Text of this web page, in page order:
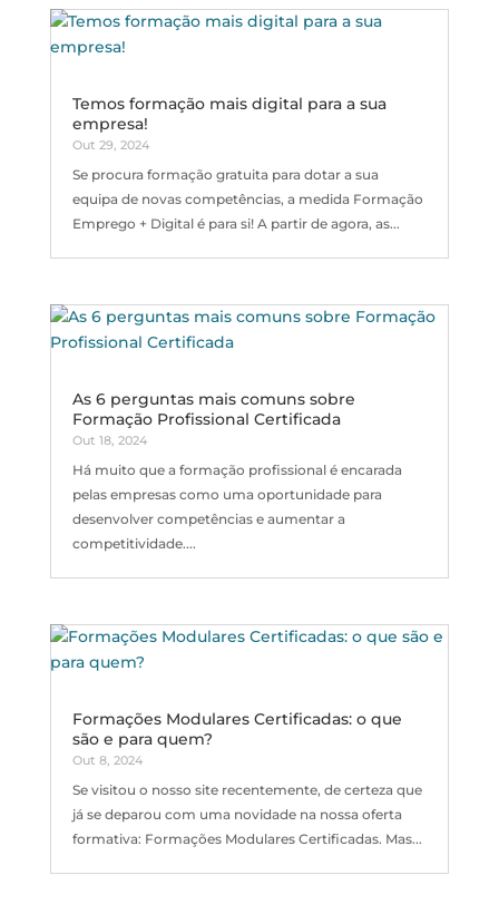
Temos formação mais digital para a sua
empresa!
Out 29, 2024
Se procura formação gratuita para dotar a sua
equipa de novas competências, a medida Formação
Emprego + Digital é para si! A partir de agora, as...
As 6 perguntas mais comuns sobre
Formação Profissional Certificada
Out 18, 2024
Há muito que a formação profissional é encarada
pelas empresas como uma oportunidade para
desenvolver competências e aumentar a
competitividade....
Formações Modulares Certificadas: o que
são e para quem?
Out 8, 2024
Se visitou o nosso site recentemente, de certeza que
já se deparou com uma novidade na nossa oferta
formativa: Formações Modulares Certificadas. Mas...